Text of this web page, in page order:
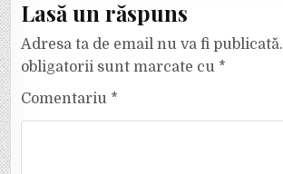
Lasă un răspuns
Adresa ta de email nu va fi publicată.
obligatorii sunt marcate cu *
Comentariu *